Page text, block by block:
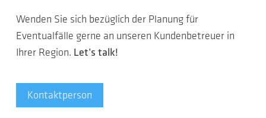
Wenden Sie sich bezüglich der Planung für
Eventualfälle gerne an unseren Kundenbetreuer in
Ihrer Region. Let’s talk!
Kontaktperson